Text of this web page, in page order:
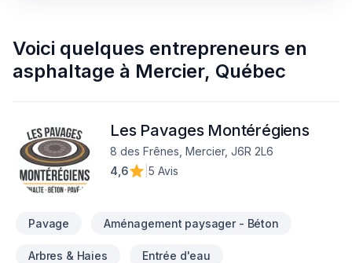
Voici quelques entrepreneurs en
asphaltage à Mercier, Québec
Les Pavages Montérégiens
8 des Frênes, Mercier, J6R 2L6
4,6
5 Avis
Pavage Aménagement paysager - Béton
Arbres & Haies Entrée d'eau